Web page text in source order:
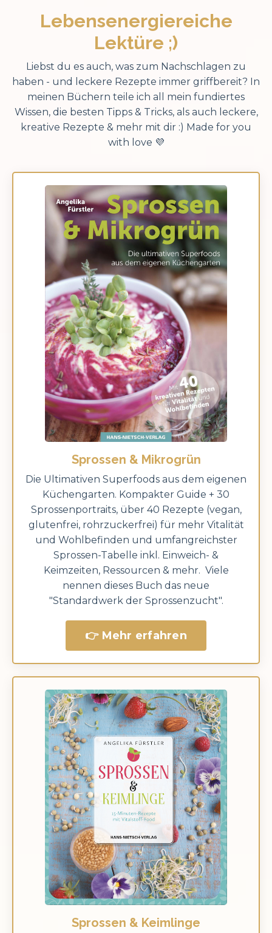
Lebensenergiereiche
Lektüre ;)
Liebst du es auch, was zum Nachschlagen zu
haben - und leckere Rezepte immer griffbereit? In
meinen Büchern teile ich all mein fundiertes
Wissen, die besten Tipps & Tricks, als auch leckere,
kreative Rezepte & mehr mit dir :) Made for you
with love 💜
Sprossen & Mikrogrün
Die Ultimativen Superfoods aus dem eigenen
Küchengarten. Kompakter Guide + 30
Sprossenportraits, über 40 Rezepte (vegan,
glutenfrei, rohrzuckerfrei) für mehr Vitalität
und Wohlbefinden und umfangreichster
Sprossen-Tabelle inkl. Einweich- &
Keimzeiten, Ressourcen & mehr. Viele
nennen dieses Buch das neue
"Standardwerk der Sprossenzucht".
👉 Mehr erfahren
Sprossen & Keimlinge